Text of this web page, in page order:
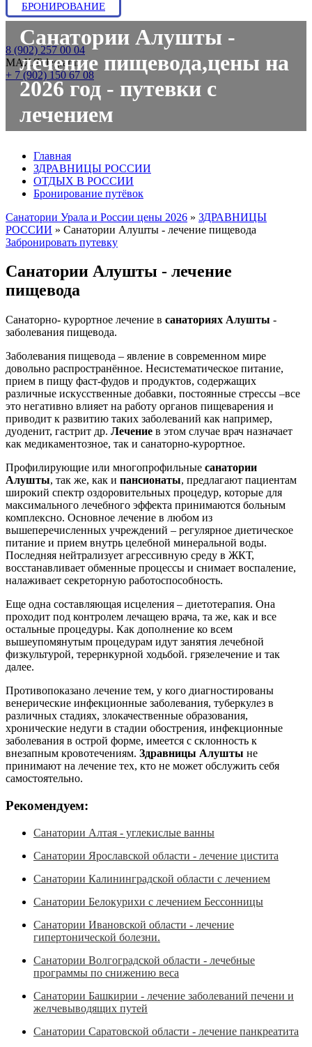
БРОНИРОВАНИЕ
8 (902) 257 00 04
МАХ/Telegram:
+ 7 (902) 150 67 08
Санатории Алушты -
лечение пищевода,цены на
2026 год - путевки с
лечением
Главная
ЗДРАВНИЦЫ РОССИИ
ОТДЫХ В РОССИИ
Бронирование путёвок
Санатории Урала и России цены 2026 » ЗДРАВНИЦЫ
РОССИИ » Санатории Алушты - лечение пищевода
Забронировать путевку
Санатории Алушты - лечение
пищевода
Санаторно- курортное лечение в санаториях Алушты -
заболевания пищевода.
Заболевания пищевода – явление в современном мире
довольно распространённое. Несистематическое питание,
прием в пищу фаст-фудов и продуктов, содержащих
различные искусственные добавки, постоянные стрессы –все
это негативно влияет на работу органов пищеварения и
приводит к развитию таких заболеваний как например,
дуоденит, гастрит др. Лечение в этом случае врач назначает
как медикаментозное, так и санаторно-курортное.
Профилирующие или многопрофильные санатории
Алушты, так же, как и пансионаты, предлагают пациентам
широкий спектр оздоровительных процедур, которые для
максимального лечебного эффекта принимаются больным
комплексно. Основное лечение в любом из
вышеперечисленных учреждений – регулярное диетическое
питание и прием внутрь целебной минеральной воды.
Последняя нейтрализует агрессивную среду в ЖКТ,
восстанавливает обменные процессы и снимает воспаление,
налаживает секреторную работоспособность.
Еще одна составляющая исцеления – диетотерапия. Она
проходит под контролем лечащею врача, та же, как и все
остальные процедуры. Как дополнение ко всем
вышеупомянутым процедурам идут занятия лечебной
физкультурой, терернкурной ходьбой. грязелечение и так
далее.
Противопоказано лечение тем, у кого диагностированы
венерические инфекционные заболевания, туберкулез в
различных стадиях, злокачественные образования,
хронические недуги в стадии обострения, инфекционные
заболевания в острой форме, имеется с склонность к
внезапным кровотечениям. Здравницы Алушты не
принимают на лечение тех, кто не может обслужить себя
самостоятельно.
Рекомендуем:
Санатории Алтая - углекислые ванны
Санатории Ярославской области - лечение цистита
Санатории Калининградской области с лечением
Санатории Белокурихи с лечением Бессонницы
Санатории Ивановской области - лечение
гипертонической болезни.
Санатории Волгоградской области - лечебные
программы по снижению веса
Санатории Башкирии - лечение заболеваний печени и
желчевыводящих путей
Санатории Саратовской области - лечение панкреатита